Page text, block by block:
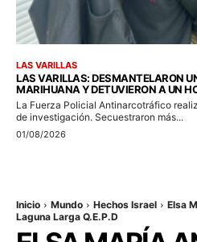
LAS VARILLAS
LAS VARILLAS: DESMANTELARON
MARIHUANA Y DETUVIERON A UN
La Fuerza Policial Antinarcotráfico
de investigación. Secuestraron más...
01/08/2026